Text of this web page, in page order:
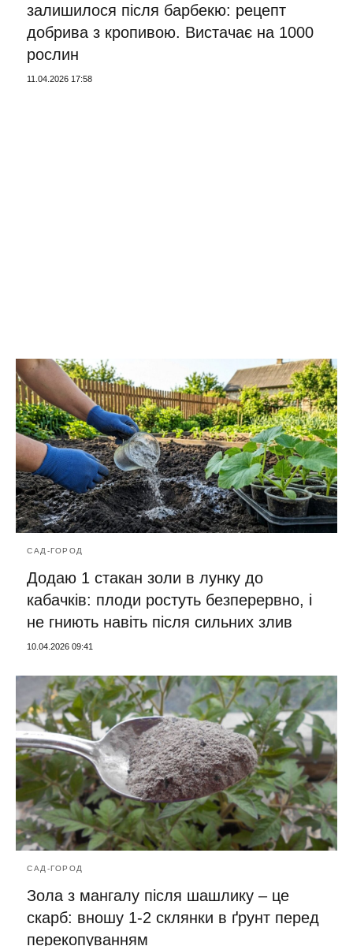
залишилося після барбекю: рецепт
добрива з кропивою. Вистачає на 1000
рослин
11.04.2026 17:58
САД-ГОРОД
Додаю 1 стакан золи в лунку до
кабачків: плоди ростуть безперервно, і
не гниють навіть після сильних злив
10.04.2026 09:41
САД-ГОРОД
Зола з мангалу після шашлику – це
скарб: вношу 1-2 склянки в ґрунт перед
перекопуванням